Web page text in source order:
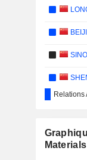
Relations